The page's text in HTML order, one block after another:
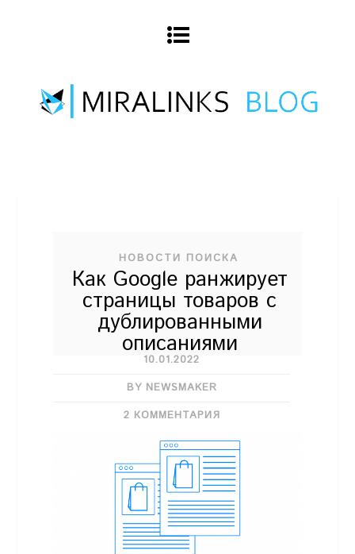
НОВОСТИ ПОИСКА
Как Google ранжирует
страницы товаров с
дублированными
описаниями
10.01.2022
BY NEWSMAKER
2 КОММЕНТАРИЯ